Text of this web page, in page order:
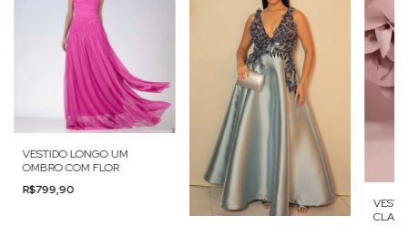
VESTIDO LONGO UM
OMBRO COM FLOR
R$799,90